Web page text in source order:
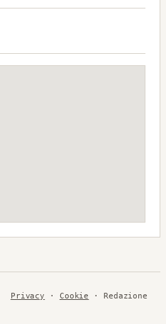
Privacy · Cookie · Redazione